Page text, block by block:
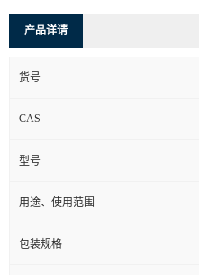
产品详请
货号
CAS
型号
用途、使用范围
包装规格